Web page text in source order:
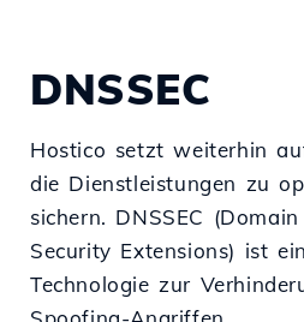
DNSSEC
Hostico setzt weiterhin
die Dienstleistungen zu
sichern. DNSSEC
Security Extensions) ist
Technologie zur